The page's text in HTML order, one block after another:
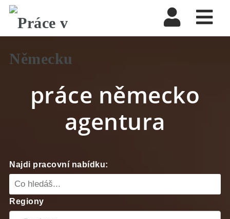
práce německo
agentura
Najdi pracovní nabídku:
Regiony